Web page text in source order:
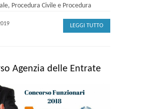
Procedura Civile e Procedura
LEGGI TUTTO
Agenzia delle Entrate